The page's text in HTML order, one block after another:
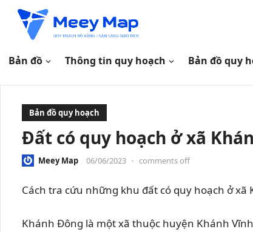
Bản đồ Thông tin quy hoạch Bản đồ quy
Bản đồ quy hoạch
Đất có quy hoạch ở xã
Meey Map 06/06/2023 • comments off
Cách tra cứu những khu đất có quy hoạch ở
Khánh Đông là một xã thuộc huyện Khánh